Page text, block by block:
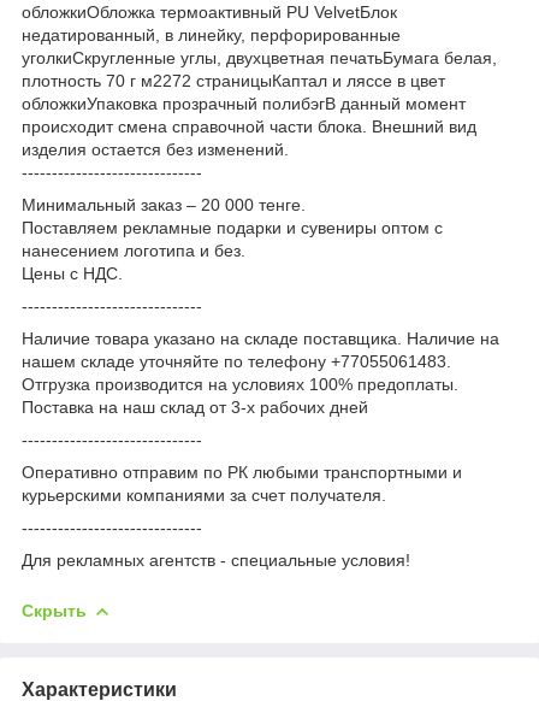
обложкиОбложка термоактивный PU VelvetБлок
недатированный, в линейку, перфорированные
уголкиСкругленные углы, двухцветная печатьБумага белая,
плотность 70 г м2272 страницыКаптал и ляссе в цвет
обложкиУпаковка прозрачный полибэгВ данный момент
происходит смена справочной части блока. Внешний вид
изделия остается без изменений.
------------------------------
Минимальный заказ – 20 000 тенге.
Поставляем рекламные подарки и сувениры оптом с
нанесением логотипа и без.
Цены с НДС.
------------------------------
Наличие товара указано на складе поставщика. Наличие на
нашем складе уточняйте по телефону +77055061483.
Отгрузка производится на условиях 100% предоплаты.
Поставка на наш склад от 3-x рабочих дней
------------------------------
Оперативно отправим по РК любыми транспортными и
курьерскими компаниями за счет получателя.
------------------------------
Для рекламных агентств - специальные условия!
Скрыть
Характеристики